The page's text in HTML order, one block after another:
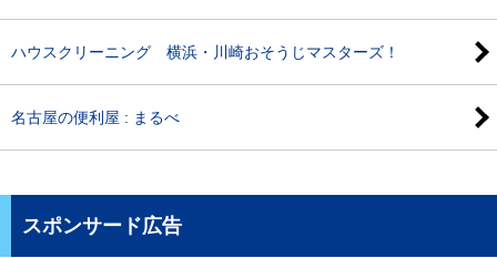
ハウスクリーニング 横浜・川崎おそうじマスターズ！
名古屋の便利屋 : まるべ
スポンサード広告